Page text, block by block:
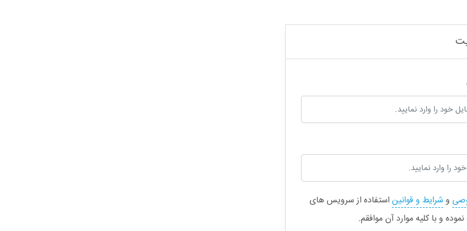
و شرایط و قوانیناستفاده از سرویس های
و با کلیه موارد آن موافقم.